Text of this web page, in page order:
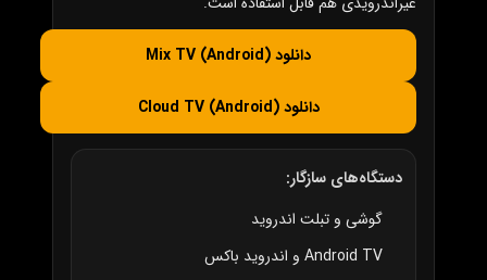
دانلود Mix TV (Android)
دانلود Cloud TV (Android)
دستگاه‌های سازگار:
گوشی و تبلت اندروید
Android TV و اندروید باکس